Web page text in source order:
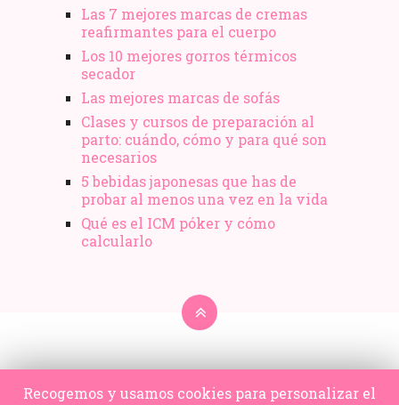
Las 7 mejores marcas de cremas
reafirmantes para el cuerpo
Los 10 mejores gorros térmicos
secador
Las mejores marcas de sofás
Clases y cursos de preparación al
parto: cuándo, cómo y para qué son
necesarios
5 bebidas japonesas que has de
probar al menos una vez en la vida
Qué es el ICM póker y cómo
calcularlo
Recogemos y usamos cookies para personalizar el